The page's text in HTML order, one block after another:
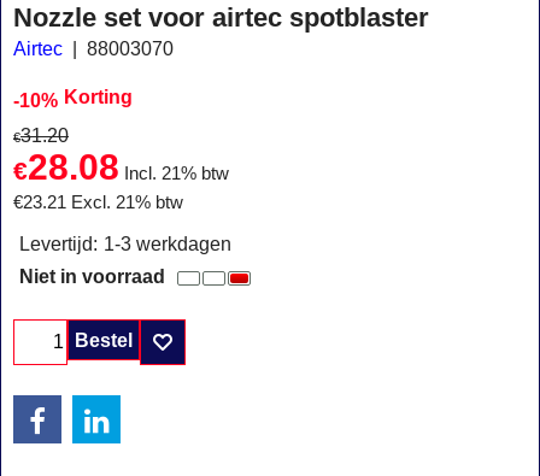
Nozzle set voor airtec spotblaster
Airtec 88003070
-10% Korting
€31.20
€28.08
Incl. 21% btw
€23.21 Excl. 21% btw
Levertijd: 1-3 werkdagen
Niet in voorraad
Bestel